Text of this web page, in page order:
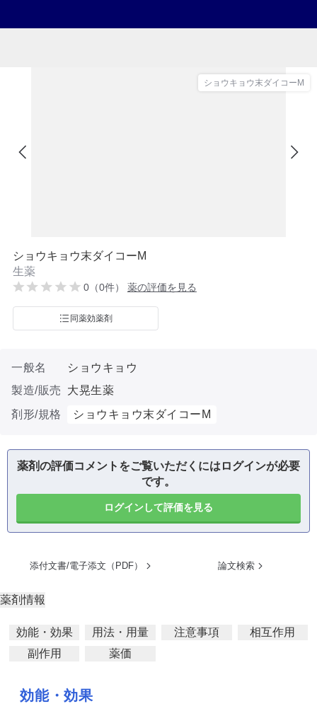
ショウキョウ末ダイコーM
ショウキョウ末ダイコーM
生薬
0（0件） 薬の評価を見る
同薬効薬剤
一般名
ショウキョウ
製造/販売
大晃生薬
剤形/規格
ショウキョウ末ダイコーM
薬剤の評価コメントをご覧いただくにはログインが必要
です。
ログインして評価を見る
添付文書/電子添文（PDF） 論文検索
薬剤情報
効能・効果 用法・用量 注意事項
相互作用
副作用
薬価
効能・効果